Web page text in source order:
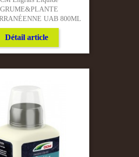
UAB 800ML
Détail article